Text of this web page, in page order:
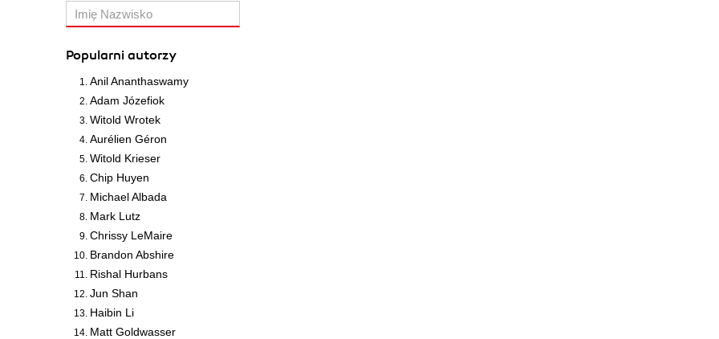
Popularni autorzy
Anil Ananthaswamy
Adam Józefiok
Witold Wrotek
Aurélien Géron
Witold Krieser
Chip Huyen
Michael Albada
Mark Lutz
Chrissy LeMaire
Brandon Abshire
Rishal Hurbans
Jun Shan
Haibin Li
Matt Goldwasser